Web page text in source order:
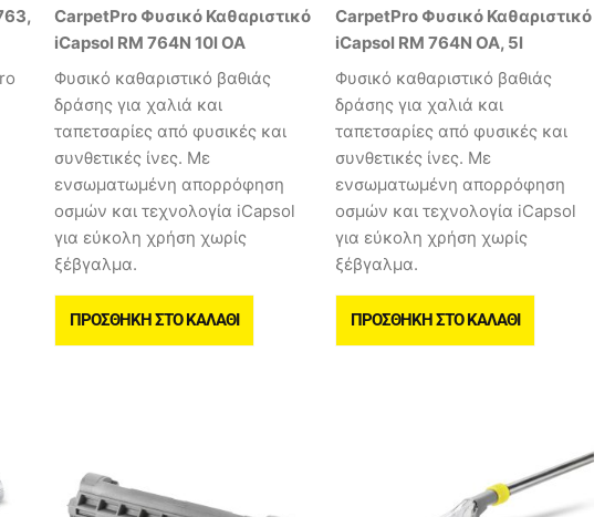
CarpetPro Φυσικό Καθαριστικό
iCapsol RM 764N 10l OA
Φυσικό καθαριστικό βαθιάς
δράσης για χαλιά και
ταπετσαρίες από φυσικές και
συνθετικές ίνες. Με
ενσωματωμένη απορρόφηση
οσμών και τεχνολογία iCapsol
για εύκολη χρήση χωρίς
ξέβγαλμα.
ΠΡΟΣΘΉΚΗ ΣΤΟ ΚΑΛΆΘΙ
CarpetPro Φυσικό Καθαριστικό
iCapsol RM 764N OA, 5l
Φυσικό καθαριστικό βαθιάς
δράσης για χαλιά και
ταπετσαρίες από φυσικές και
συνθετικές ίνες. Με
ενσωματωμένη απορρόφηση
οσμών και τεχνολογία iCapsol
για εύκολη χρήση χωρίς
ξέβγαλμα.
ΠΡΟΣΘΉΚΗ ΣΤΟ ΚΑΛΆΘΙ